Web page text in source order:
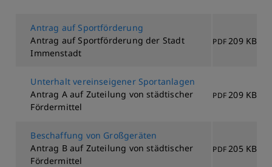
Antrag auf Sportförderung
Antrag auf Sportförderung der Stadt
Immenstadt
PDF209 KB
Unterhalt vereinseigener Sportanlagen
Antrag A auf Zuteilung von städtischer
Fördermittel
PDF209 KB
Beschaffung von Großgeräten
Antrag B auf Zuteilung von städtischer
Fördermittel
PDF205 KB